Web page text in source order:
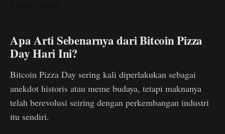
Apa Arti Sebenarnya dari Bitcoin Pizza
Day Hari Ini?
Bitcoin Pizza Day sering kali diperlakukan sebagai
anekdot historis atau meme budaya, tetapi maknanya
telah berevolusi seiring dengan perkembangan industri
itu sendiri.